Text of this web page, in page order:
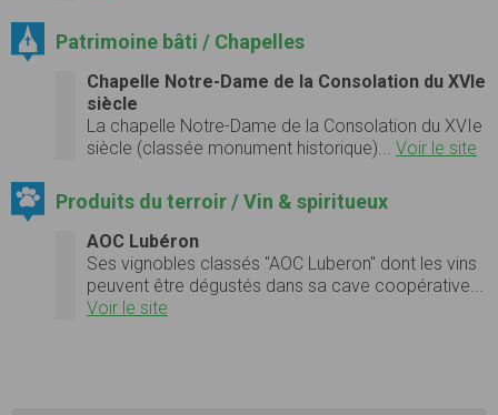
Patrimoine bâti / Chapelles
Chapelle Notre-Dame de la Consolation du XVIe
siècle
La chapelle Notre-Dame de la Consolation du XVIe
siècle (classée monument historique)... Voir le site
Produits du terroir / Vin & spiritueux
AOC Lubéron
Ses vignobles classés "AOC Luberon" dont les vins
peuvent être dégustés dans sa cave coopérative...
Voir le site